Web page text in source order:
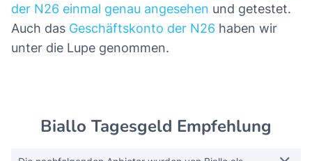
der N26 einmal genau angesehen und getestet.
Auch das Geschäftskonto der N26 haben wir
unter die Lupe genommen.
Biallo Tagesgeld Empfehlung